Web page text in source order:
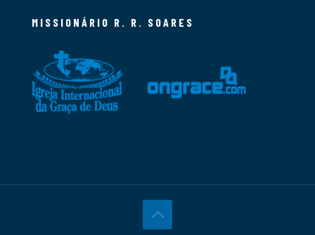
MISSIONÁRIO R. R. SOARES